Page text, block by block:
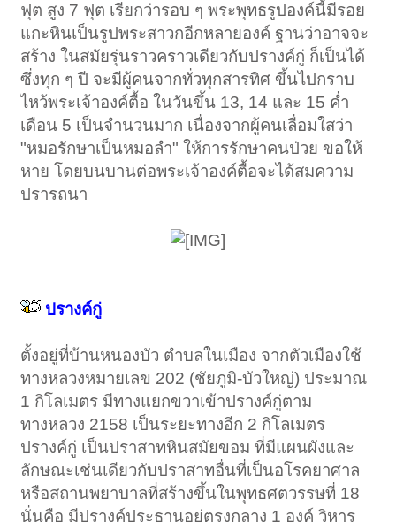
ฟุต สูง 7 ฟุต เรียกว่ารอบ ๆ พระพุทธรูปองค์นี้มีรอย
แกะหินเป็นรูปพระสาวกอีกหลายองค์ ฐานว่าอาจจะ
สร้าง ในสมัยรุ่นราวคราวเดียวกับปรางค์กู่ ก็เป็นได้
ซึ่งทุก ๆ ปี จะมีผู้คนจากทั่วทุกสารทิศ ขึ้นไปกราบ
ไหว้พระเจ้าองค์ตื้อ ในวันขึ้น 13, 14 และ 15 ค่ำ
เดือน 5 เป็นจำนวนมาก เนื่องจากผู้คนเลื่อมใสว่า
"หมอรักษาเป็นหมอลำ" ให้การรักษาคนป่วย ขอให้
หาย โดยบนบานต่อพระเจ้าองค์ตื้อจะได้สมความ
ปรารถนา
ปรางค์กู่
ตั้งอยู่ที่บ้านหนองบัว ตำบลในเมือง จากตัวเมืองใช้
ทางหลวงหมายเลข 202 (ชัยภูมิ-บัวใหญ่) ประมาณ
1 กิโลเมตร มีทางแยกขวาเข้าปรางค์กู่ตาม
ทางหลวง 2158 เป็นระยะทางอีก 2 กิโลเมตร
ปรางค์กู่ เป็นปราสาทหินสมัยขอม ที่มีแผนผังและ
ลักษณะเช่นเดียวกับปราสาทอื่นที่เป็นอโรคยาศาล
หรือสถานพยาบาลที่สร้างขึ้นในพุทธศตวรรษที่ 18
นั่นคือ มีปรางค์ประธานอยู่ตรงกลาง 1 องค์ วิหาร